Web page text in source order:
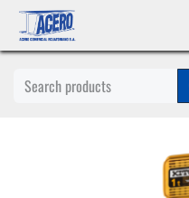
Ir al contenido